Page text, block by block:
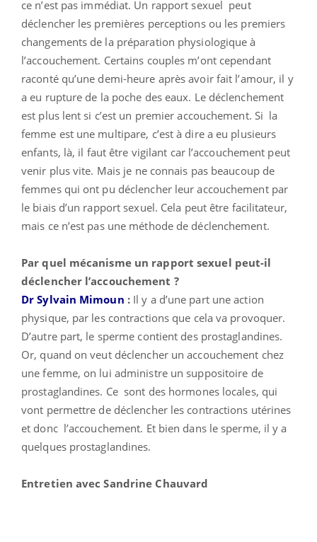
ce n’est pas immédiat. Un rapport sexuel peut
déclencher les premières perceptions ou les premiers
changements de la préparation physiologique à
l’accouchement. Certains couples m’ont cependant
raconté qu’une demi-heure après avoir fait l’amour, il y
a eu rupture de la poche des eaux. Le déclenchement
est plus lent si c’est un premier accouchement. Si la
femme est une multipare, c’est à dire a eu plusieurs
enfants, là, il faut être vigilant car l’accouchement peut
venir plus vite. Mais je ne connais pas beaucoup de
femmes qui ont pu déclencher leur accouchement par
le biais d’un rapport sexuel. Cela peut être facilitateur,
mais ce n’est pas une méthode de déclenchement.
Par quel mécanisme un rapport sexuel peut-il
déclencher l’accouchement ?
Dr Sylvain Mimoun : Il y a d’une part une action
physique, par les contractions que cela va provoquer.
D’autre part, le sperme contient des prostaglandines.
Or, quand on veut déclencher un accouchement chez
une femme, on lui administre un suppositoire de
prostaglandines. Ce sont des hormones locales, qui
vont permettre de déclencher les contractions utérines
et donc l’accouchement. Et bien dans le sperme, il y a
quelques prostaglandines.
Entretien avec Sandrine Chauvard